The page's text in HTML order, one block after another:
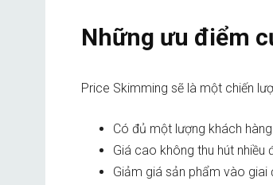
Những ưu điểm
Price Skimming sẽ là một chiến
Có đủ một lượng khách
Giá cao không thu hút nhiều
Giảm giá sản phẩm vào giai